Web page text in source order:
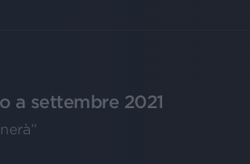
a settembre 2021